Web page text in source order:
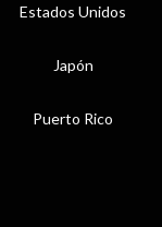
Estados Unidos
Japón
Puerto Rico